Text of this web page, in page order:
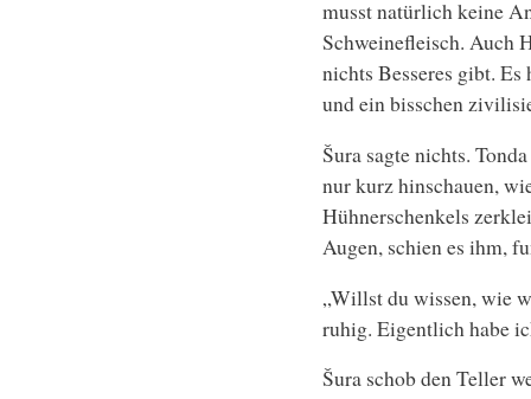
musst natürlich keine
Schweinefleisch. Auch
nichts Besseres gibt.
und ein bisschen
Šura sagte nichts.
nur kurz hinschauen,
Hühnerschenkels
Augen, schien es ihm,
„Willst du wissen, wie
ruhig. Eigentlich habe
Šura schob den Teller